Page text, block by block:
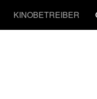
KINOBETREIBER